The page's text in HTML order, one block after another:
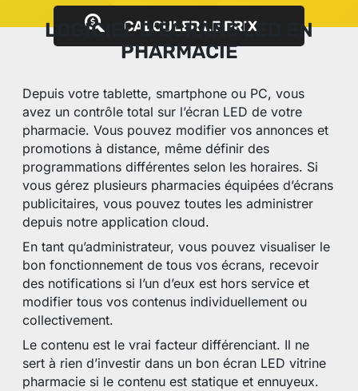
CALCULER LE PRIX
LOGICIEL D’ÉCRANS LED EN
PHARMACIE
Depuis votre tablette, smartphone ou PC, vous
avez un contrôle total sur l’écran LED de votre
pharmacie. Vous pouvez modifier vos annonces et
promotions à distance, même définir des
programmations différentes selon les horaires. Si
vous gérez plusieurs pharmacies équipées d’écrans
publicitaires, vous pouvez toutes les administrer
depuis notre application cloud.
En tant qu’administrateur, vous pouvez visualiser le
bon fonctionnement de tous vos écrans, recevoir
des notifications si l’un d’eux est hors service et
modifier tous vos contenus individuellement ou
collectivement.
Le contenu est le vrai facteur différenciant. Il ne
sert à rien d’investir dans un bon écran LED vitrine
pharmacie si le contenu est statique et ennuyeux.